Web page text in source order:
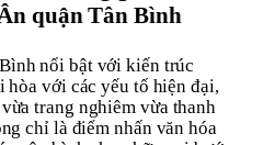
quận Tân Bình
nổi bật với kiến trúc
hòa với các yếu tố hiện đại,
trang nghiêm vừa thanh
chỉ là điểm nhấn văn hóa